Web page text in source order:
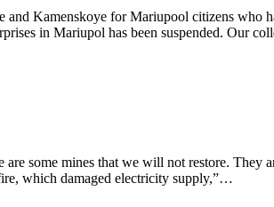
Kamenskoye for Mariupool citizens who
in Mariupol has been suspended. Our
some mines that we will not restore. They
which damaged electricity supply,”…